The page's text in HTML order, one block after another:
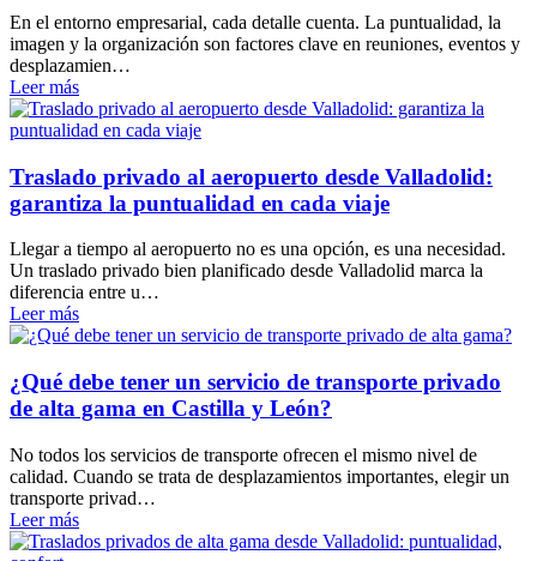
En el entorno empresarial, cada detalle cuenta. La puntualidad, la
imagen y la organización son factores clave en reuniones, eventos y
desplazamien…
Leer más
Traslado privado al aeropuerto desde Valladolid:
garantiza la puntualidad en cada viaje
Llegar a tiempo al aeropuerto no es una opción, es una necesidad.
Un traslado privado bien planificado desde Valladolid marca la
diferencia entre u…
Leer más
¿Qué debe tener un servicio de transporte privado
de alta gama en Castilla y León?
No todos los servicios de transporte ofrecen el mismo nivel de
calidad. Cuando se trata de desplazamientos importantes, elegir un
transporte privad…
Leer más